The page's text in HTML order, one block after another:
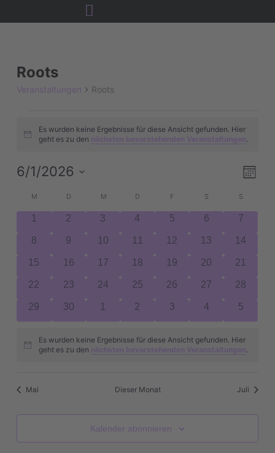
Inhalt
Roots
Veranstaltungen Roots
VERANSTALTUNGEN
Hinweis
Es wurden keine Ergebnisse für diese Ansicht gefunden. Hier
geht es zu den nächsten bevorstehenden Veranstaltungen.
6/1/2026
KALENDER
VON
VERANSTALTUNGEN
M D M D F S S
0
Veranstaltungen
1
0
Veranstaltungen
2
0
Veranstaltungen
3
0
Veranstaltungen
4
0
Veranstaltungen
5
0
Veranstaltungen
6
0
7
0
Veranstaltungen
8
0
Veranstaltungen
9
0
Veranstaltungen
10
0
Veranstaltungen
11
0
Veranstaltungen
12
0
Veranstaltungen
13
014
0
Veranstaltungen
15
0
Veranstaltungen
16
0
Veranstaltungen
17
0
Veranstaltungen
18
0
Veranstaltungen
19
0
Veranstaltungen
20
0
21
0
Veranstaltungen
22
0
Veranstaltungen
23
0
Veranstaltungen
24
0
Veranstaltungen
25
0
Veranstaltungen
26
0
Veranstaltungen
27
0
28
0
Veranstaltungen
29
0
Veranstaltungen
30
0
Veranstaltungen
1
0
Veranstaltungen
2
0
Veranstaltungen
3
0
Veranstaltungen
4
0
5
Hinweis
Es wurden keine Ergebnisse für diese Ansicht gefunden. Hier
geht es zu den nächsten bevorstehenden Veranstaltungen.
Mai Dieser Monat Juli
Kalender abonnieren